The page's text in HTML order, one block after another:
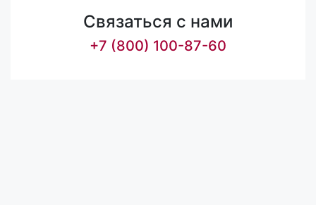
Связаться с нами
+7 (800) 100-87-60